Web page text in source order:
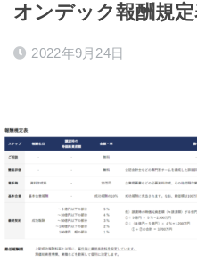
オンデック報酬規
2022年9月24日